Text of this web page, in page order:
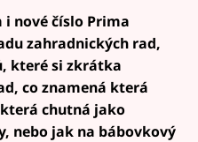
nové číslo Prima
zahradnických rad,
které si zkrátka
co znamená která
chutná jako
nebo jak na bábovkový